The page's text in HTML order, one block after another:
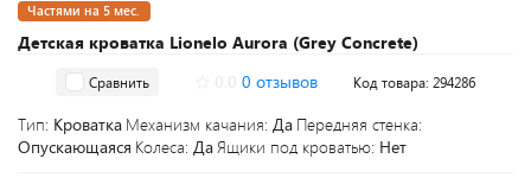
Детская кроватка Lionelo Aurora (Grey Concrete)
Частями на 5 мес.
Сравнить 0 отзывов Код товара: 294286
Тип: Кроватка Механизм качания: Да Передняя стенка:
Опускающаяся Колеса: ДаЯщики под кроватью: Нет